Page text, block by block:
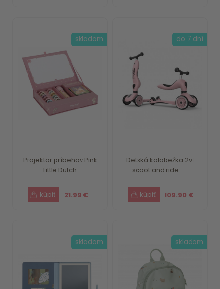
Projektor príbehov Pink
Little Dutch
21.99 €
skladom
Detská kolobežka 2v1
scoot and ride -...
109.90 €
do 7 dní
skladom skladom